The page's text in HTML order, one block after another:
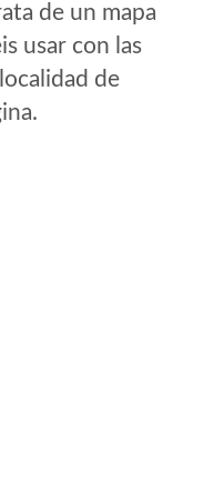
de un mapa
usar con las
de